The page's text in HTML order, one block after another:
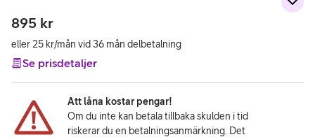
895 kr
eller 25 kr/mån vid 36 mån delbetalning
Se prisdetaljer
Att låna kostar pengar!
Om du inte kan betala tillbaka skulden i tid
riskerar du en betalningsanmärkning. Det